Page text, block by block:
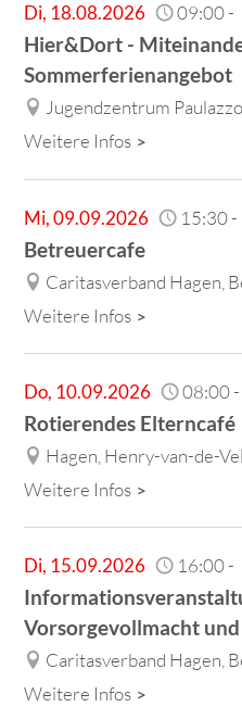
Di, 18.08.2026 09:00-
Hier&Dort -
Sommerferienangebot
Jugendzentrum
Weitere Infos
Mi,09.09.2026 15:30-
Betreuercafe
Caritasverband Hagen,
Weitere Infos
Do, 10.09.2026 08:00-
Rotierendes Elterncafé
Hagen, Henry-van-de-
Weitere Infos
Di, 15.09.2026 16:00-
Vorsorgevollmacht
Caritasverband Hagen,
Weitere Infos